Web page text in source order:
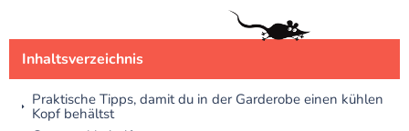
Inhaltsverzeichnis
Praktische Tipps, damit du in der Garderobe einen kühlen
Kopf behältst